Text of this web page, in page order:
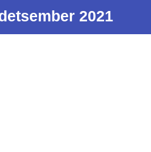
2021